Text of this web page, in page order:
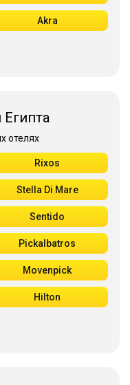
Akra
отелях
Rixos
Stella Di Mare
Sentido
Pickalbatros
Movenpick
Hilton